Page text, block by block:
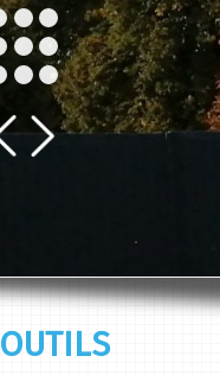
OUTILS